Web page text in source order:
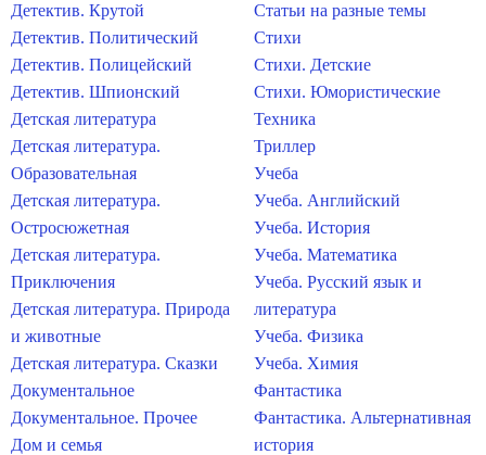
Детектив. Крутой
Детектив. Политический
Детектив. Полицейский
Детектив. Шпионский
Детская литература
Детская литература.
Образовательная
Детская литература.
Остросюжетная
Детская литература.
Приключения
Детская литература. Природа
и животные
Детская литература. Сказки
Документальное
Документальное. Прочее
Дом и семья
Статьи на разные темы
Стихи
Стихи. Детские
Стихи. Юмористические
Техника
Триллер
Учеба
Учеба. Английский
Учеба. История
Учеба. Математика
Учеба. Русский язык и
литература
Учеба. Физика
Учеба. Химия
Фантастика
Фантастика. Альтернативная
история